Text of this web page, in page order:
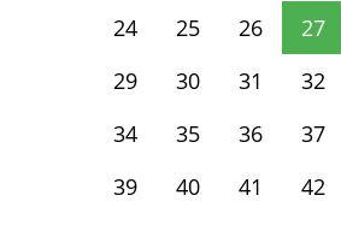
24
25 26 27
29
30 31 32
34
35 36 37
39
40 41 42